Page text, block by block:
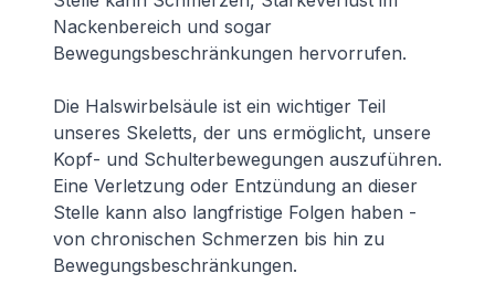
Nackenbereich und sogar
Bewegungsbeschränkungen hervorrufen.
Die Halswirbelsäule ist ein wichtiger Teil
unseres Skeletts, der uns ermöglicht, unsere
Kopf- und Schulterbewegungen auszuführen.
Eine Verletzung oder Entzündung an dieser
Stelle kann also langfristige Folgen haben -
von chronischen Schmerzen bis hin zu
Bewegungsbeschränkungen.